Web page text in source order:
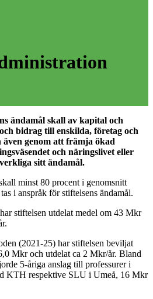
ändamål skall av kapital och
bidrag till enskilda, företag och
genom att främja ökad
och näringslivet eller
sitt ändamål.
minst 80 procent i genomsnitt
i anspråk för stiftelsens ändamål.
stiftelsen utdelat medel om 43 Mkr
(2021-25) har stiftelsen beviljat
Mkr och utdelat ca 2 Mkr/år. Bland
5-åriga anslag till professurer i
KTH respektive SLU i Umeå, 16 Mkr